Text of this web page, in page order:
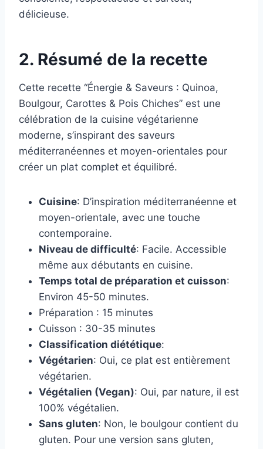
délicieuse.
2. Résumé de la recette
Cette recette “Énergie & Saveurs : Quinoa,
Boulgour, Carottes & Pois Chiches” est une
célébration de la cuisine végétarienne
moderne, s’inspirant des saveurs
méditerranéennes et moyen-orientales pour
créer un plat complet et équilibré.
Cuisine: D’inspiration méditerranéenne et
moyen-orientale, avec une touche
contemporaine.
Niveau de difficulté: Facile. Accessible
même aux débutants en cuisine.
Temps total de préparation et cuisson:
Environ 45-50 minutes.
Préparation : 15 minutes
Cuisson : 30-35 minutes
Classification diététique:
Végétarien: Oui, ce plat est entièrement
végétarien.
Végétalien (Vegan): Oui, par nature, il est
100% végétalien.
Sans gluten: Non, le boulgour contient du
gluten. Pour une version sans gluten,